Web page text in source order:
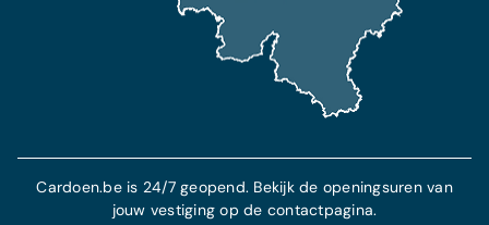
Meer informatie
Meer info
Cardoen.be is 24/7 geopend. Bekijk de openingsuren van
jouw vestiging op de contactpagina.